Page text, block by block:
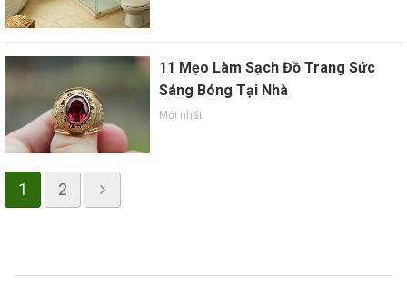
11 Mẹo Làm Sạch Đồ Trang Sức
Sáng Bóng Tại Nhà
Mới nhất
1 2